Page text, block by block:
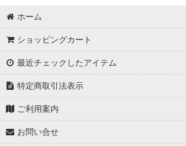
ホーム
ショッピングカート
最近チェックしたアイテム
特定商取引法表示
ご利用案内
お問い合せ